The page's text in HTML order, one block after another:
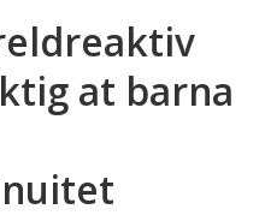
at barna